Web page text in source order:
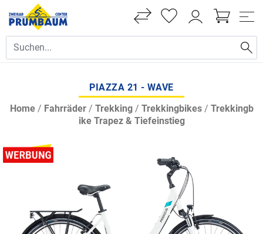
PIAZZA 21 - WAVE
Home/ Fahrräder/ Trekking/ Trekkingbikes/ Trekkingb
ike Trapez & Tiefeinstieg